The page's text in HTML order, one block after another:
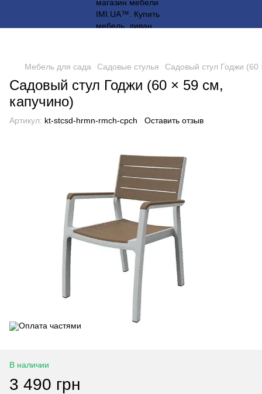
Мебель для сада Садовые стулья Садовый стул Годжи (60
Садовый стул Годжи (60 × 59 см,
капучино)
Артикул: kt-stcsd-hrmn-rmch-cpch Оставить отзыв
В наличии
3 490 грн